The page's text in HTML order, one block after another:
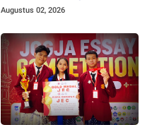
Langkah Bertransformasi
Augustus 02, 2026